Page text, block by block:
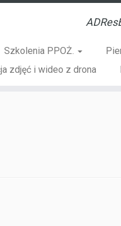
Szkolenia PPOŻ.
zdjęć i wideo z drona